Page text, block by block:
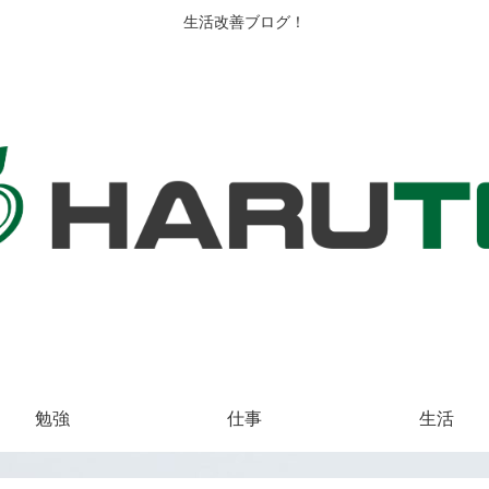
生活改善ブログ！
勉強 仕事 生活